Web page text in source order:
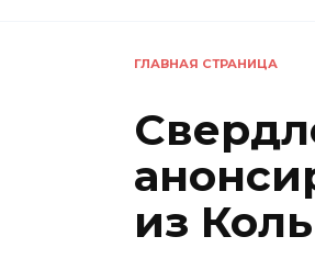
ГЛАВНАЯ СТРАНИЦА
из